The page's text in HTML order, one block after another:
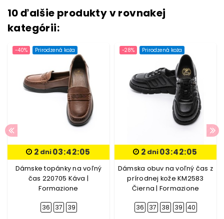
10 ďalšie produkty v rovnakej
kategórii:
-40% Prirodzená koža
2 dni03:42:05
Dámske topánky na voľný
čas 220705 Káva |
Formazione
36 37 39
-28% Prirodzená koža
2 dni03:42:05
Dámska obuv na voľný čas z
prírodnej kože KM2583
Čierna | Formazione
36 37 38 39 40